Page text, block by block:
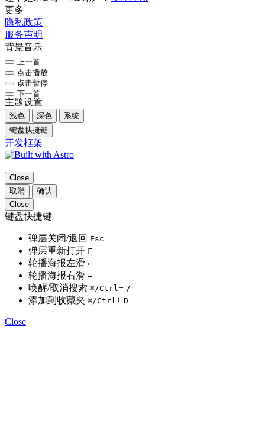
更多
隐私政策
服务声明
背景音乐
上一首
点击播放
点击暂停
下一首
主题设置
浅色 深色
系统
键盘快捷键
开发框架
Close
取消
确认
Close
键盘快捷键
弹层关闭/返回 Esc
弹层重新打开 F
轮播海报左滑 ←
轮播海报右滑 →
唤醒/取消搜索 ⌘/Ctrl+ /
添加到收藏夹 ⌘/Ctrl+ D
Close